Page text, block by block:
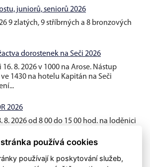
juniorů, seniorů 2026
9 zlatých, 9 stříbrných a 8 bronzových
dorostenek na Seči 2026
8. 2026 v 1000 na Arose. Nástup
1430 na hotelu Kapitán na Seči
2026
8. 2026 od 8 00 do 15 00 hod. na loděnici
používá cookies
používají k poskytování služeb,